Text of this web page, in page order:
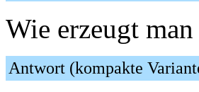
Wie erzeugt
Antwort (kompakte